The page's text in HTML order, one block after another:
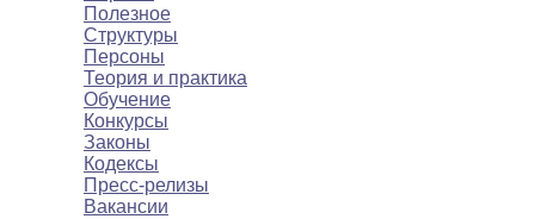
Полезное
Структуры
Персоны
Теория и практика
Обучение
Конкурсы
Законы
Кодексы
Пресс-релизы
Вакансии